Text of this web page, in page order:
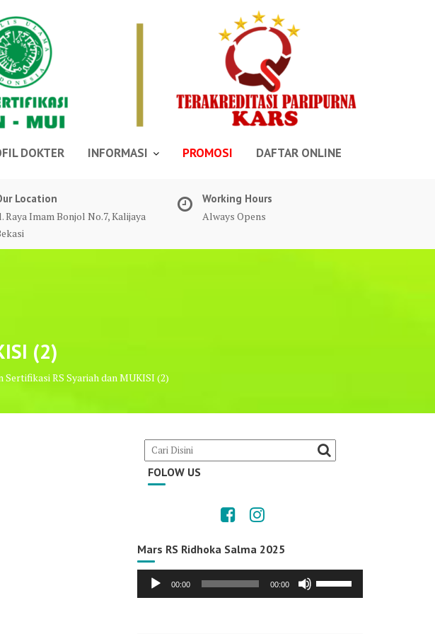
DOKTER INFORMASI PROMOSI DAFTAR ONLINE
Location
Raya Imam Bonjol No.7, Kalijaya
Working Hours
Always Opens
(2)
Sertifikasi RS Syariah dan MUKISI (2)
FOLOW US
Mars RS Ridhoka Salma 2025
Audio
00:00 00:00